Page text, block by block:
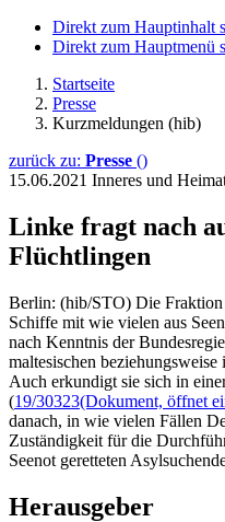
Direkt zum Hauptinhalt
Direkt zum Hauptmenü
Startseite
Presse
Kurzmeldungen (hib)
zurück zu: Presse ()
15.06.2021 Inneres und
Linke fragt nach
Flüchtlingen
Berlin: (hib/STO) Die
Schiffe mit wie vielen aus
nach Kenntnis der
maltesischen
Auch erkundigt sie sich in
(19/30323(Dokument, öffnet
danach, in wie vielen Fällen
Zuständigkeit für die
Seenot geretteten
Herausgeber